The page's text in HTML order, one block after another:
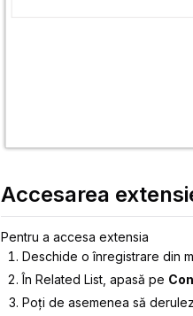
Accesarea
Pentru a accesa extensia
Deschide o înregistrare din
În Related List , apasă pe
Poți de asemenea să